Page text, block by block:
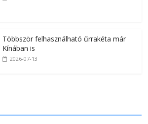
Többször felhasználható űrrakéta már
Kínában is
2026-07-13